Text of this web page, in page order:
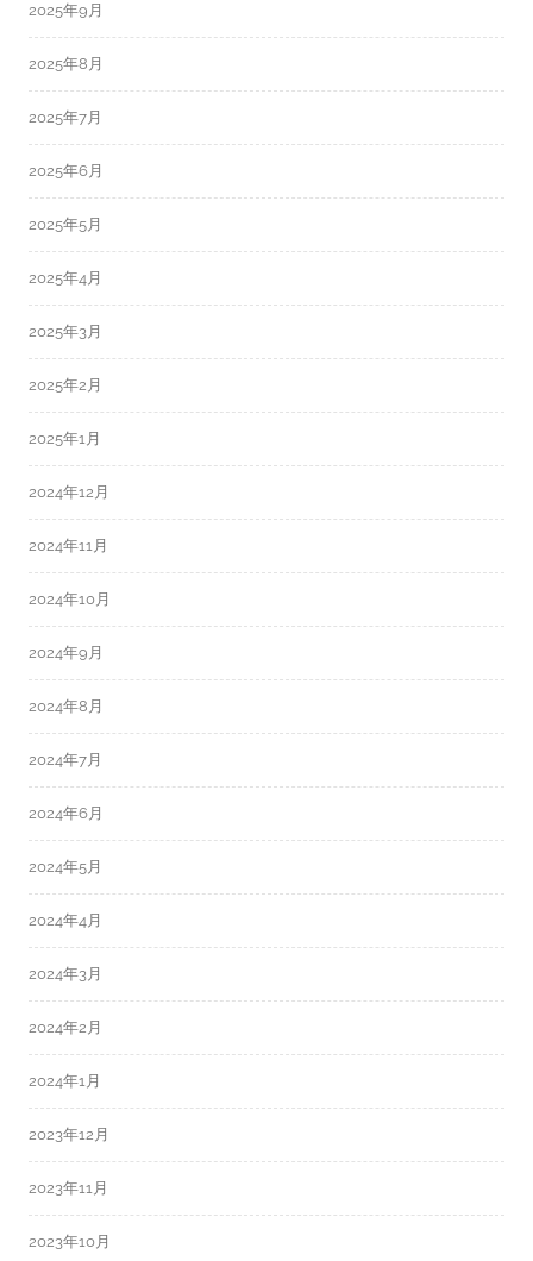
2025年9月
2025年8月
2025年7月
2025年6月
2025年5月
2025年4月
2025年3月
2025年2月
2025年1月
2024年12月
2024年11月
2024年10月
2024年9月
2024年8月
2024年7月
2024年6月
2024年5月
2024年4月
2024年3月
2024年2月
2024年1月
2023年12月
2023年11月
2023年10月